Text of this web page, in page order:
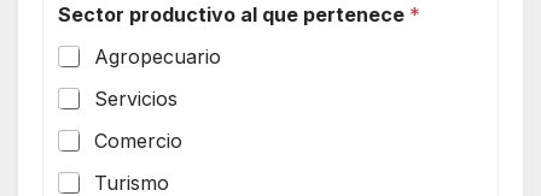
Sector productivo al que pertenece *
Agropecuario
Servicios
Comercio
Turismo